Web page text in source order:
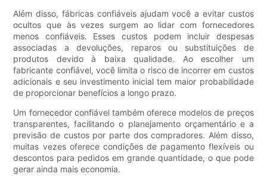
Além disso, fábricas confiáveis ​​ajudam você a evitar custos
ocultos que às vezes surgem ao lidar com fornecedores
menos confiáveis. Esses custos podem incluir despesas
associadas a devoluções, reparos ou substituições de
produtos devido à baixa qualidade. Ao escolher um
fabricante confiável, você limita o risco de incorrer em custos
adicionais e seu investimento inicial tem maior probabilidade
de proporcionar benefícios a longo prazo.
Um fornecedor confiável também oferece modelos de preços
transparentes, facilitando o planejamento orçamentário e a
previsão de custos por parte dos compradores. Além disso,
muitas vezes oferece condições de pagamento flexíveis ou
descontos para pedidos em grande quantidade, o que pode
gerar ainda mais economia.